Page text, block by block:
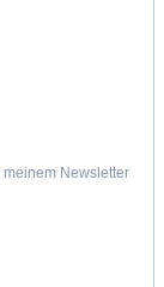
Newsletter